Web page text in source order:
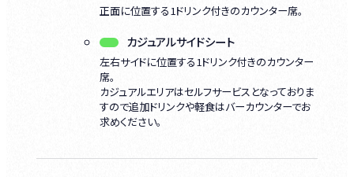
正面に位置する1ドリンク付きのカウンター席。
カジュアルサイドシート
左右サイドに位置する1ドリンク付きのカウンター
席。
カジュアルエリアはセルフサービスとなっておりま
すので追加ドリンクや軽食はバーカウンターでお
求めください。